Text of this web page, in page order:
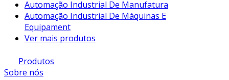
Automação Industrial De Manufatura
Automação Industrial De Máquinas E
Equipament
Ver mais produtos
Produtos
Sobre nós